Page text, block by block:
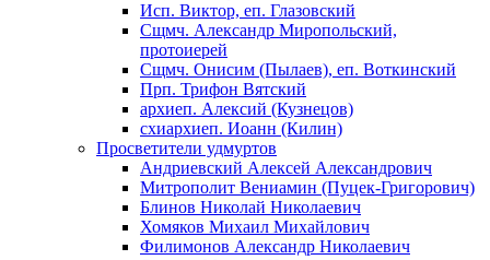
Исп. Виктор, еп. Глазовский
Сщмч. Александр Миропольский,
протоиерей
Сщмч. Онисим (Пылаев), еп. Воткинский
Прп. Трифон Вятский
архиеп. Алексий (Кузнецов)
схиархиеп. Иоанн (Килин)
Просветители удмуртов
Андриевский Алексей Александрович
Митрополит Вениамин (Пуцек-Григорович)
Блинов Николай Николаевич
Хомяков Михаил Михайлович
Филимонов Александр Николаевич